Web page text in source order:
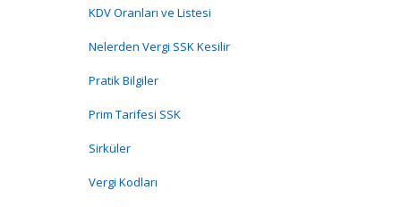
KDV Oranları ve Listesi
Nelerden Vergi SSK Kesilir
Pratik Bilgiler
Prim Tarifesi SSK
Sirküler
Vergi Kodları